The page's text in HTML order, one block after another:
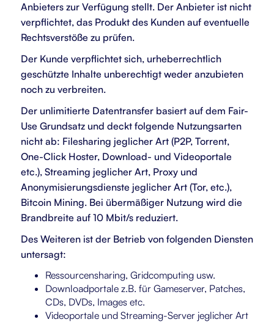
Anbieters zur Verfügung stellt. Der Anbieter ist nicht
verpflichtet, das Produkt des Kunden auf eventuelle
Rechtsverstöße zu prüfen.
Der Kunde verpflichtet sich, urheberrechtlich
geschützte Inhalte unberechtigt weder anzubieten
noch zu verbreiten.
Der unlimitierte Datentransfer basiert auf dem Fair-
Use Grundsatz und deckt folgende Nutzungsarten
nicht ab: Filesharing jeglicher Art (P2P, Torrent,
One-Click Hoster, Download- und Videoportale
etc.), Streaming jeglicher Art, Proxy und
Anonymisierungsdienste jeglicher Art (Tor, etc.),
Bitcoin Mining. Bei übermäßiger Nutzung wird die
Brandbreite auf 10 Mbit/s reduziert.
Des Weiteren ist der Betrieb von folgenden Diensten
untersagt:
Ressourcensharing, Gridcomputing usw.
Downloadportale z.B. für Gameserver, Patches,
CDs, DVDs, Images etc.
Videoportale und Streaming-Server jeglicher Art